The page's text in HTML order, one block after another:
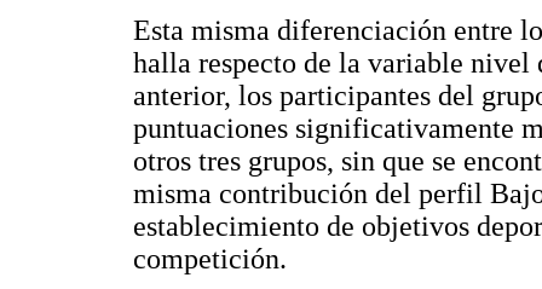
Esta misma diferenciación entre
halla respecto de la variable
anterior, los participantes del
puntuaciones significativamente
otros tres grupos, sin que se
misma contribución del perfil
establecimiento de objetivos
competición.